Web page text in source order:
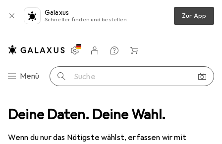
Deine Daten. Deine Wahl.
Wenn du nur das Nötigste wählst, erfassen wir mit
Galaxus
Schneller finden und bestellen Zur App
Navigation nach Kategorien
Menü Suche
Einstellungen
Kundenkonto
Vergleichslisten
Merklisten
Warenkorb
Mäuse + Tastaturen Mausmatte Kensington Duo Gel